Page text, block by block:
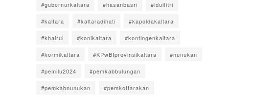
#gubernurkaltara #hasanbasri #idulfitri
#kaltara #kaltaradihati #kapoldakaltara
#khairul #konikaltara #kontingenkaltara
#kormikaltara #KPwBIprovinsikaltara #nunukan
#pemilu2024 #pemkabbulungan
#pemkabnunukan #pemkottarakan